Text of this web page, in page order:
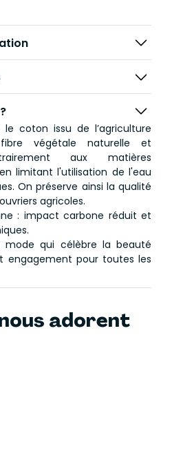
et sa coupe ample, elle est
pour la mi-saison !
pantalon Mathilde pour un
de matières en la portant
en lin Ecru.
coton issu de l’agriculture
végétale naturelle et
aux matières
limitant l'utilisation de l'eau
On préserve ainsi la qualité
agricoles.
: impact carbone réduit et
mode qui célèbre la beauté
engagement pour toutes les
adorent